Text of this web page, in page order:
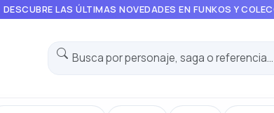
DESCUBRE LAS ÚLTIMAS NOVEDADES EN FUNKOS Y